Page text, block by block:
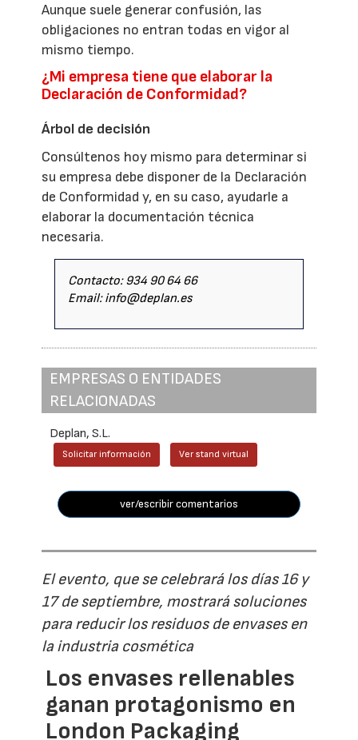
Aunque suele generar confusión, las
obligaciones no entran todas en vigor al
mismo tiempo.
¿Mi empresa tiene que elaborar la
Declaración de Conformidad?
Árbol de decisión
Consúltenos hoy mismo para determinar si
su empresa debe disponer de la Declaración
de Conformidad y, en su caso, ayudarle a
elaborar la documentación técnica
necesaria.
Contacto: 934 90 64 66
Email: info@deplan.es
EMPRESAS O ENTIDADES
RELACIONADAS
Deplan, S.L.
Solicitar información Ver stand virtual
ver/escribir comentarios
El evento, que se celebrará los días 16 y
17 de septiembre, mostrará soluciones
para reducir los residuos de envases en
la industria cosmética
Los envases rellenables
ganan protagonismo en
London Packaging